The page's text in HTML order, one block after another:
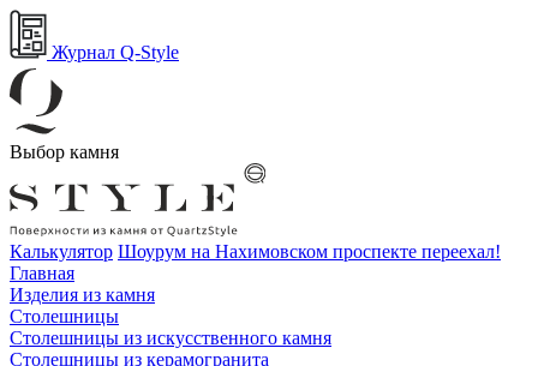
Журнал Q-Style
Выбор камня
Калькулятор Шоурум на Нахимовском проспекте переехал!
Главная
Изделия из камня
Столешницы
Столешницы из искусственного камня
Столешницы из керамогранита